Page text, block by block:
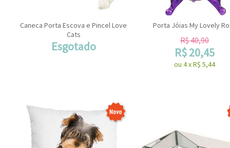
Caneca Porta Escova e Pincel Love
Cats
Esgotado
Porta Jóias My Lovely
R$40,90
R$20,45
ou 4xR$ 5,44